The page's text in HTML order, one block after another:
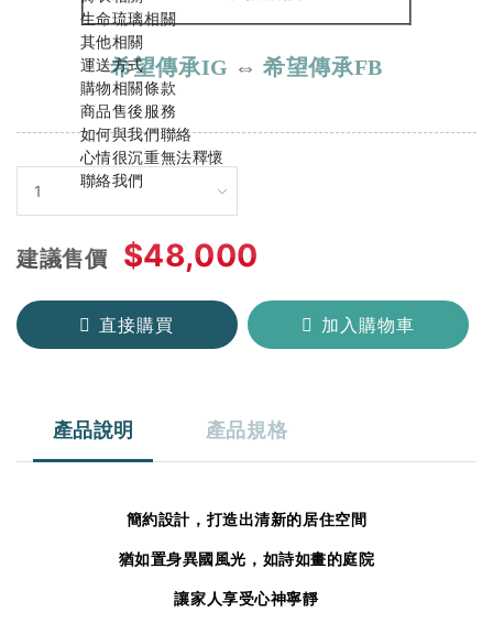
生命琉璃相關
其他相關
運送方式
購物相關條款
商品售後服務
如何與我們聯絡
心情很沉重無法釋懷
聯絡我們
希望傳承IG ⇔希望傳承FB
建議售價 $48,000
直接購買 加入購物車
產品說明 產品規格
簡約設計，打造出清新的居住空間
猶如置身異國風光， 如詩如畫的庭院
讓家人享受心神寧靜